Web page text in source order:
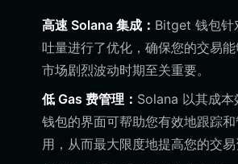
高速 Solana 集成： Bitget 钱包针
吐量进行了优化，确保您的交易
市场剧烈波动时期至关重要。
低 Gas 费管理： Solana 以其成
钱包的界面可帮助您有效地跟踪
用，从而最大限度地提高您的交易